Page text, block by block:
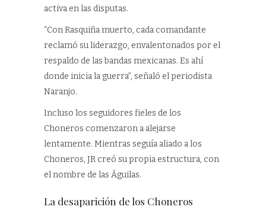
activa en las disputas.
“Con Rasquiña muerto, cada comandante
reclamó su liderazgo, envalentonados por el
respaldo de las bandas mexicanas. Es ahí
donde inicia la guerra”, señaló el periodista
Naranjo.
Incluso los seguidores fieles de los
Choneros comenzaron a alejarse
lentamente. Mientras seguía aliado a los
Choneros, JR creó su propia estructura, con
el nombre de las Águilas.
La desaparición de los Choneros